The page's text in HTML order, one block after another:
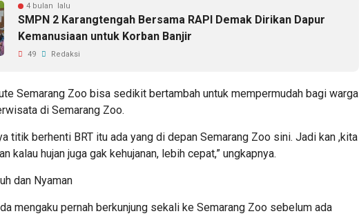
4 bulan lalu
SMPN 2 Karangtengah Bersama RAPI Demak Dirikan Dapur
Kemanusiaan untuk Korban Banjir
49 Redaksi
Semarang Zoo bisa sedikit bertambah untuk mempermudah bagi warga
di Semarang Zoo.
titik berhenti BRT itu ada yang di depan Semarang Zoo sini. Jadi kan ,kita
kalau hujan juga gak kehujanan, lebih cepat,” ungkapnya.
dan Nyaman
mengaku pernah berkunjung sekali ke Semarang Zoo sebelum ada